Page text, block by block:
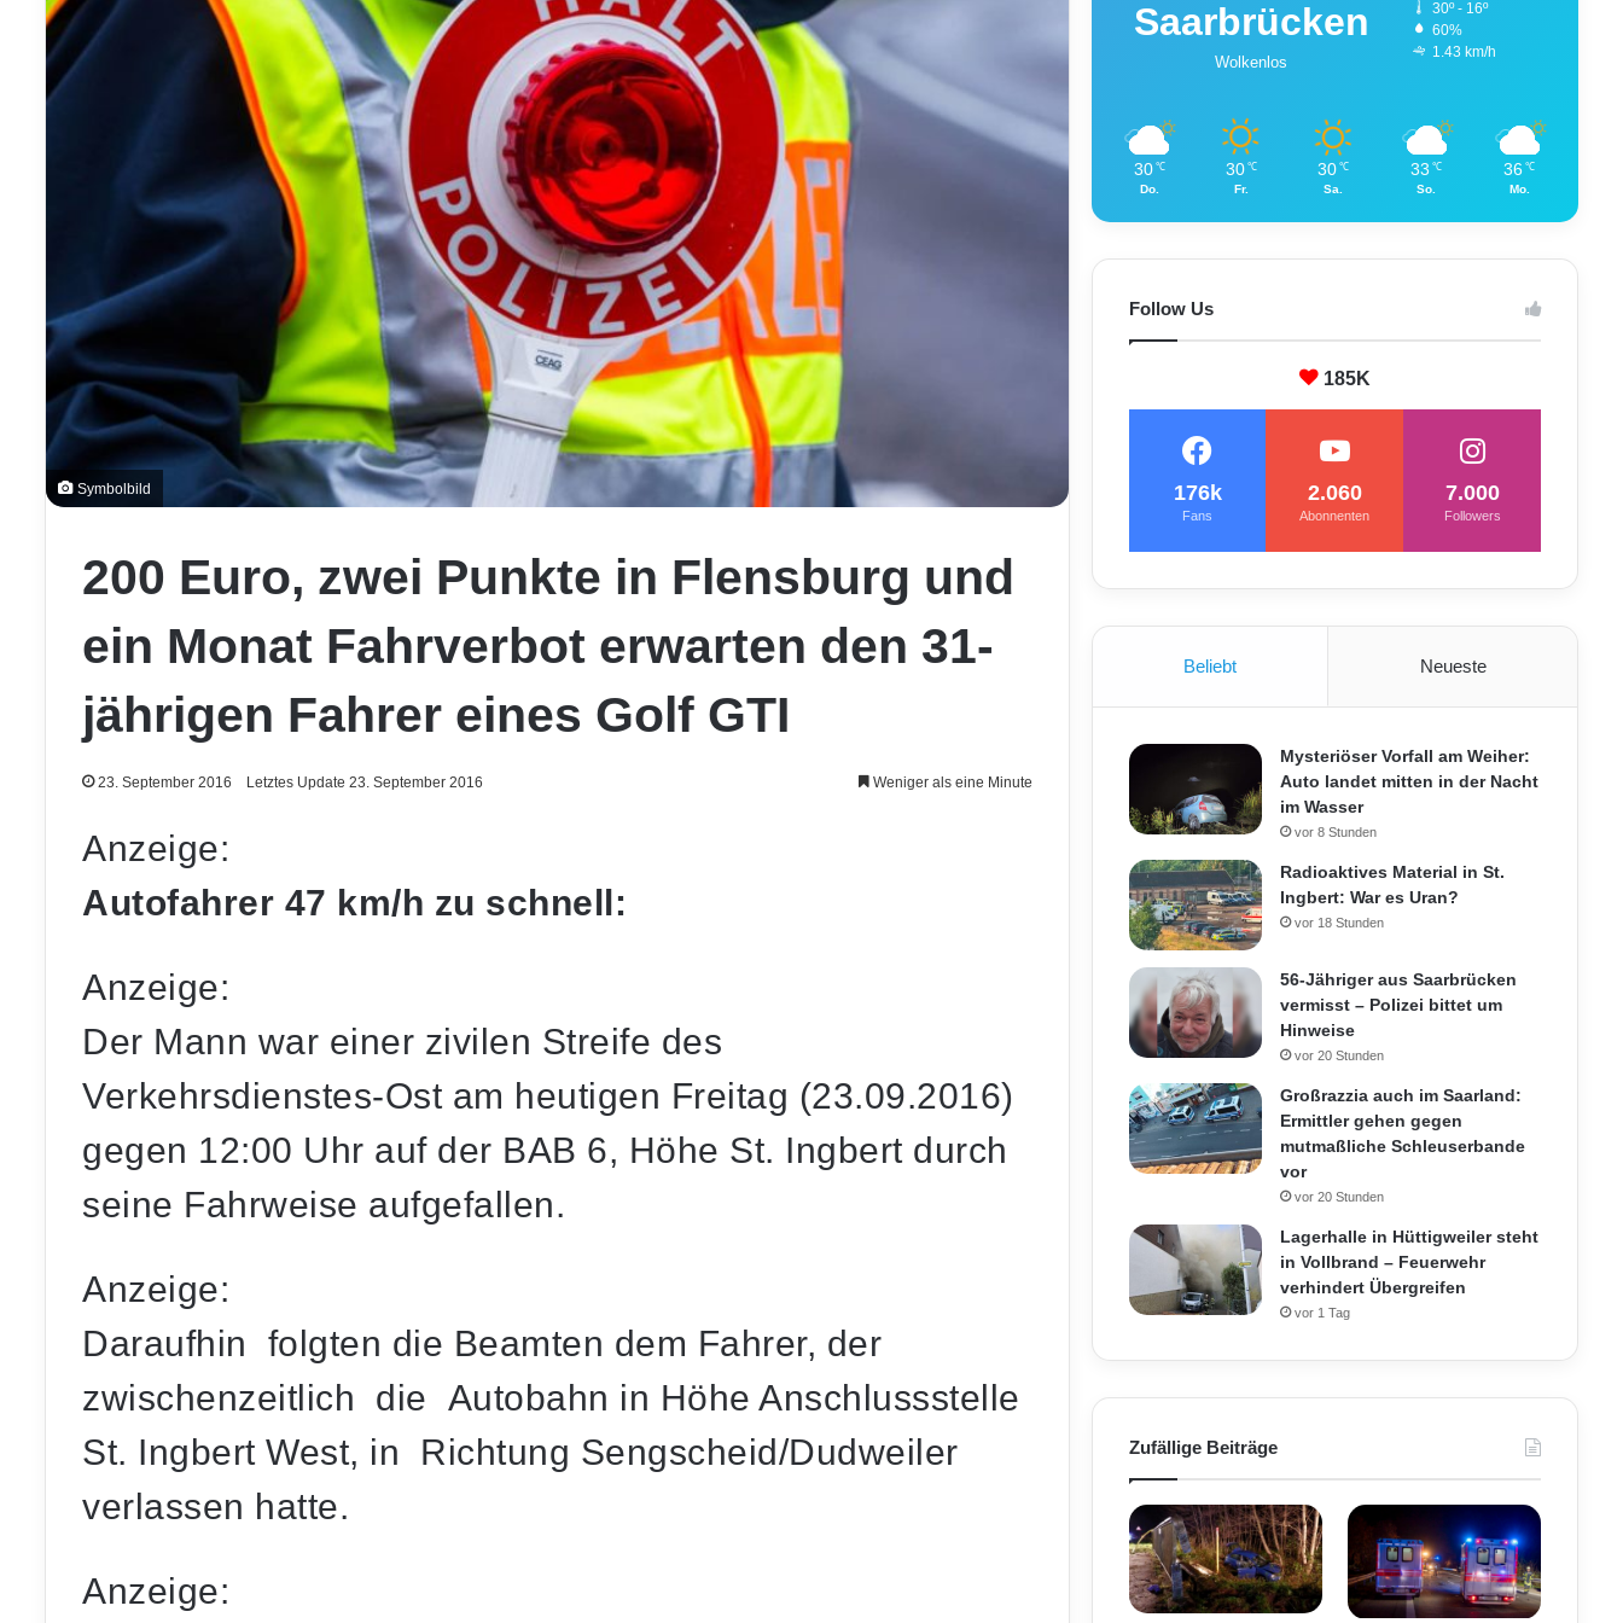
Symbolbild
200 Euro, zwei Punkte in Flensburg und
ein Monat Fahrverbot erwarten den 31-
jährigen Fahrer eines Golf GTI
23. September 2016 Letztes Update 23. September 2016 Weniger als eine Minute
Anzeige:
Autofahrer 47 km/h zu schnell:
Anzeige:
Der Mann war einer zivilen Streife des
Verkehrsdienstes-Ost am heutigen Freitag (23.09.2016)
gegen 12:00 Uhr auf der BAB 6, Höhe St. Ingbert durch
seine Fahrweise aufgefallen.
Anzeige:
Daraufhin folgten die Beamten dem Fahrer, der
zwischenzeitlich die Autobahn in Höhe Anschlussstelle
St. Ingbert West, in Richtung Sengscheid/Dudweiler
verlassen hatte.
Anzeige:
Saarbrücken
Wolkenlos
30º - 16º
60%
1.43 km/h
30 ℃
Do.
30 ℃
Fr.
30 ℃
Sa.
33 ℃
So.
36 ℃
Mo.
Follow Us
185K
176k
Fans
2.060
Abonnenten
7.000
Followers
Beliebt Neueste
Mysteriöser Vorfall am Weiher:
Auto landet mitten in der Nacht
im Wasser
vor 8 Stunden
Radioaktives Material in St.
Ingbert: War es Uran?
vor 18 Stunden
56-Jähriger aus Saarbrücken
vermisst – Polizei bittet um
Hinweise
vor 20 Stunden
Großrazzia auch im Saarland:
Ermittler gehen gegen
mutmaßliche Schleuserbande
vor
vor 20 Stunden
Lagerhalle in Hüttigweiler steht
in Vollbrand – Feuerwehr
verhindert Übergreifen
vor 1 Tag
Zufällige Beiträge